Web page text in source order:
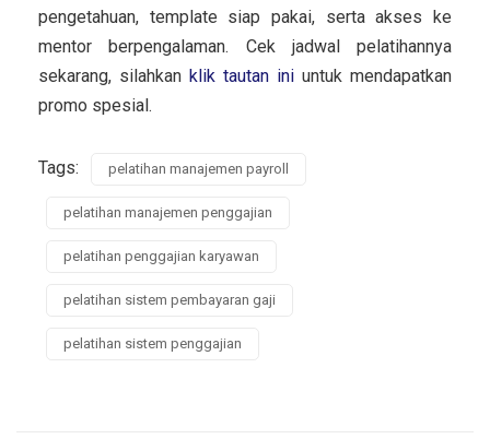
pengetahuan, template siap pakai, serta akses ke
mentor berpengalaman. Cek jadwal pelatihannya
sekarang, silahkan klik tautan ini untuk mendapatkan
promo spesial.
Tags: pelatihan manajemen payroll
pelatihan manajemen penggajian
pelatihan penggajian karyawan
pelatihan sistem pembayaran gaji
pelatihan sistem penggajian